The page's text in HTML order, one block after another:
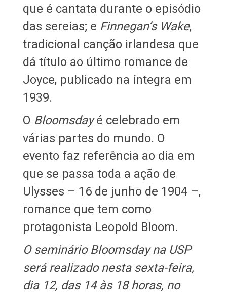
que é cantata durante o episódio
das sereias; e Finnegan’s Wake,
tradicional canção irlandesa que
dá título ao último romance de
Joyce, publicado na íntegra em
1939.
O Bloomsdayé celebrado em
várias partes do mundo. O
evento faz referência ao dia em
que se passa toda a ação de
Ulysses – 16 de junho de 1904 –,
romance que tem como
protagonista Leopold Bloom.
O seminário Bloomsday na USP
será realizado nesta sexta-feira,
dia 12, das 14 às 18 horas, no